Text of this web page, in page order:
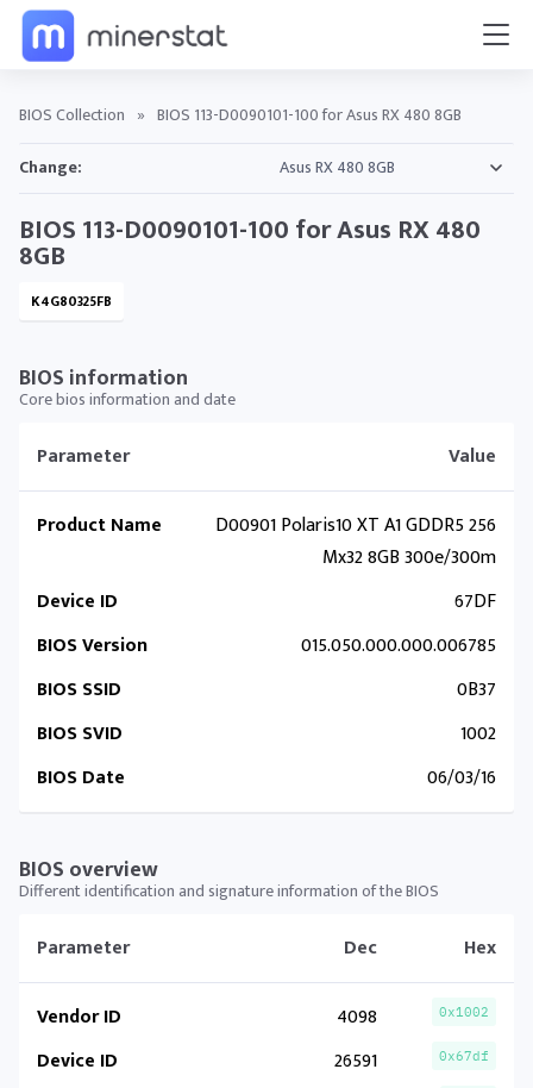
BIOS Collection » BIOS 113-D0090101-100 for Asus RX 480 8GB
Change:
BIOS 113-D0090101-100 for Asus RX 480
8GB
K4G80325FB
BIOS information
Core bios information and date
Parameter Value
Product Name
D00901 Polaris10 XT A1 GDDR5 256
Mx32 8GB 300e/300m
Device ID
67DF
BIOS Version
015.050.000.000.006785
BIOS SSID
0B37
BIOS SVID
1002
BIOS Date
06/03/16
BIOS overview
Different identification and signature information of the BIOS
Parameter Dec Hex
Vendor ID 4098 0x1002
Device ID 26591 0x67df